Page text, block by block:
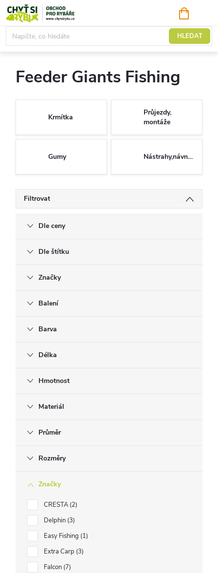
Přejít
na
obsah
HLEDAT
KOŠÍK
Feeder
Feeder Giants Fishing
Krmítka
Průjezdy,
montáže
Gumy Nástrahy,návnady
Filtrovat
Dle ceny
Dle štítku
Značky
Balení
Barva
Délka
Hmotnost
Materiál
Průměr
Rozměry
Značky
CRESTA 2
Delphin 3
Easy Fishing 1
Extra Carp 3
Falcon 7